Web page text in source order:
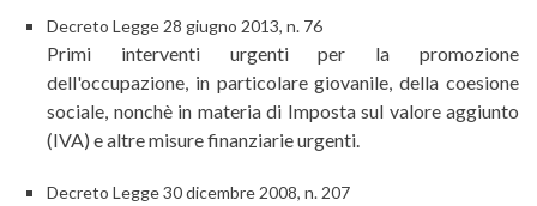
Decreto Legge 28 giugno 2013, n. 76
Primi interventi urgenti per la promozione
dell'occupazione, in particolare giovanile, della coesione
sociale, nonchè in materia di Imposta sul valore aggiunto
(IVA) e altre misure finanziarie urgenti.
Decreto Legge 30 dicembre 2008, n. 207